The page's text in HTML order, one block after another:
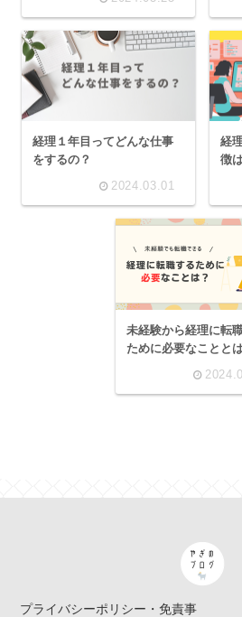
経理１年目ってどんな仕事
をするの？
2024.03.01
経
徴
未経験から経理に転
ために必要なことと
プライバシーポリシー・免責事